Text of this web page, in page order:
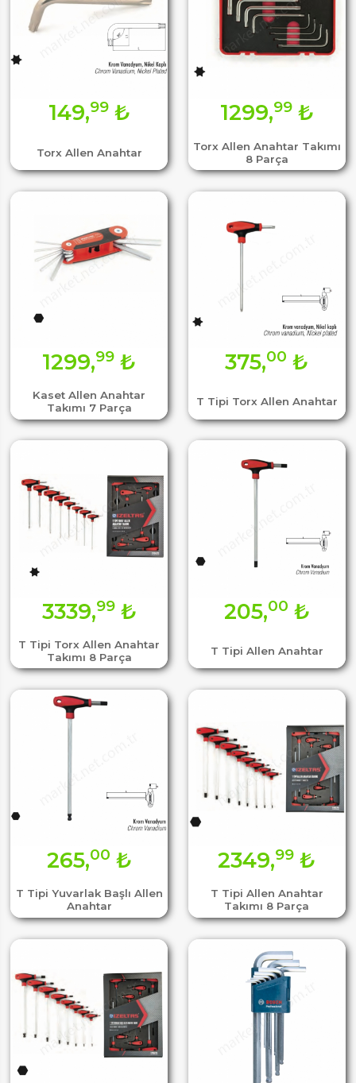
Torx Allen Anahtar
149,99₺
Torx Allen Anahtar Takımı
8 Parça
1299,99₺
Kaset Allen Anahtar
Takımı 7 Parça
1299,99 ₺
T Tipi Torx Allen Anahtar
375,00 ₺
T Tipi Torx Allen Anahtar
Takımı 8 Parça
3339,99₺
T Tipi Allen Anahtar
205,00 ₺
T Tipi Yuvarlak Başlı Allen
Anahtar
265,00 ₺
T Tipi Allen Anahtar
Takımı 8 Parça
2349,99 ₺